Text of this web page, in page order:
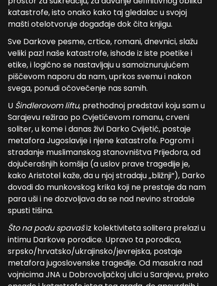
katastrofe, isto onako kako taj gledalac u svojoj
mašti otelotvoruje događaje dok čita knjigu.
Sve Darkove pesme, crtice, romani, dnevnici, slažu
veliki pazl naše katastrofe, ishode iz iste poetike i
etike, i logično se nastavljaju u samoiznurujućem
piščevom naporu da nam, uprkos svemu i nakon
svega, ponudi očovečenje nas samih.
U Šindlerovom liftu, prethodnoj predstavi koju sam u
Sarajevu režirao po Cvjetićevom romanu, crveni
soliter, u kome i danas živi Darko Cvijetić, postaje
metafora Jugoslavije i njene katastrofe. Pogrom i
stradanje muslimanskog stanovništva Prijedora, od
dojučerašnjih komšija (a uslov prave tragedije je,
kako Aristotel kaže, da u njoj stradaju „bližnji“), Darko
dovodi do munkovskog krika koji ne prestaje da nam
para uši i ne dozvoljava da se nad nevino stradale
spusti tišina.
Što na podu spavašiz kolektiviteta solitera prelazi u
intimu Darkove porodice. Upravo ta porodica,
srpsko/hrvatsko/ukrajinsko/jevrejska, postaje
metafora jugoslovenske tragedije. Od masakra nad
vojnicima JNA u Dobrovoljačkoj ulici u Sarajevu, preko